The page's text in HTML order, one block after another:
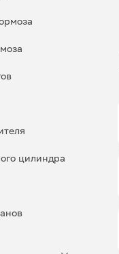
цилиндра